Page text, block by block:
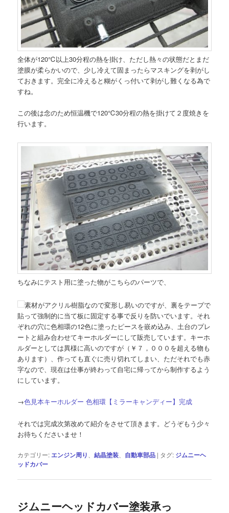
全体が120℃以上30分程の熱を掛け、ただし熱々の状態だとまだ
塗膜が柔らかいので、少し冷えて固まったらマスキングを剥がし
ておきます。完全に冷えると糊がくっ付いて剥がし難くなる為で
すね。
この後は念のため恒温機で120℃30分程の熱を掛けて２度焼きを
行います。
ちなみにテスト用に塗った物がこちらのパーツで、
素材がアクリル樹脂なので変形し易いのですが、裏をテープで
貼って強制的に当て板に固定する事で反りを防いでいます。それ
ぞれの穴に色相環の12色に塗ったピースを嵌め込み、土台のプレ
ートと組み合わせてキーホルダーにして販売しています。キーホ
ルダーとしては異様に高いのですが（￥７，０００を超える物も
あります）、作っても直ぐに売り切れてしまい、ただそれでも赤
字なので、現在は仕事が終わって自宅に帰ってから制作するよう
にしています。
→色見本キーホルダー 色相環【ミラーキャンディー】完成
それでは完成次第改めて紹介をさせて頂きます。どうぞもう少々
お待ちくださいませ！
カテゴリー: エンジン周り 、結晶塗装 自動車部品 | タグ: ジムニーヘ
ッドカバー
ジムニーヘッドカバー塗装承っ